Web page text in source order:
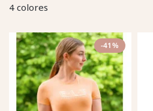
4 colores
-41%